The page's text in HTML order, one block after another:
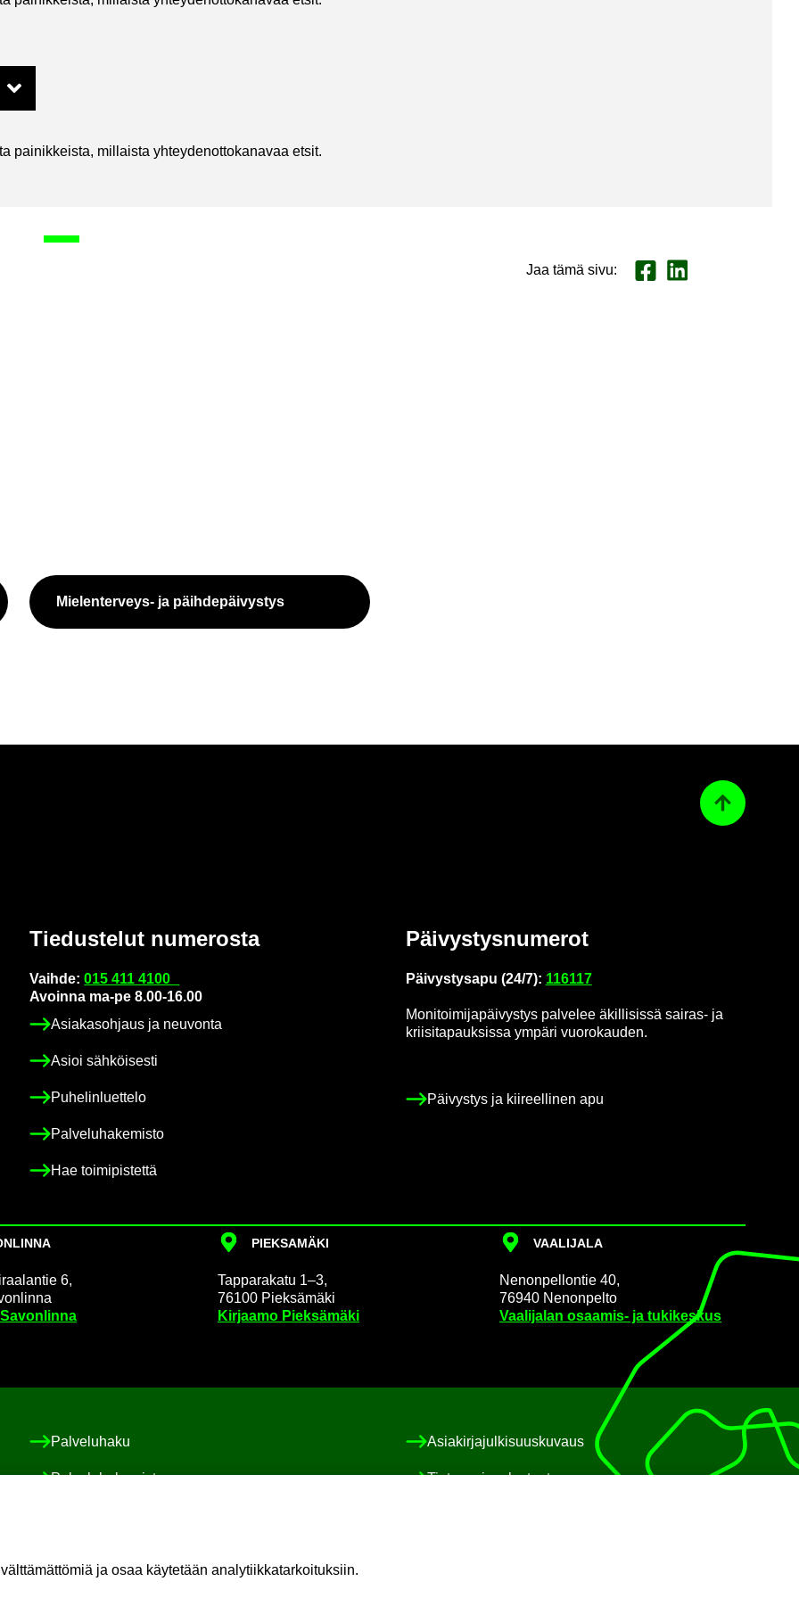
pai­nik­keis­ta, mil­lais­ta yh­tey­den­ot­to­ka­na­vaa etsit.
Jaa tämä sivu: Jaa Face­book
Jaa Lin­ke­dI­nis­sä
Mielenterveys-​ ja päih­de­päi­vys­tys
Ta­kai­sin ylös
Tie­dus­te­lut nu­me­ros­ta
Vaih­de:015 411 4100
Avoin­na ma-pe 8.00-16.00
Asia­kas­oh­jaus ja neu­von­ta
Asioi säh­köi­ses­ti
Pu­he­lin­luet­te­lo
Pal­ve­lu­ha­ke­mis­to
Hae toi­mi­pis­tet­tä
Päi­vys­tys­nu­me­rot
Päi­vys­tys­a­pu (24/7): 116117
Mo­ni­toi­mi­ja­päi­vys­tys pal­ve­lee äkil­li­sis­sä sairas-​ ja
krii­si­ta­pauk­sis­sa ym­pä­ri vuo­ro­kau­den.
Päi­vys­tys ja kii­reel­li­nen apu
6,
PIEK­SA­MÄ­KI
Tap­pa­ra­ka­tu 1–3,
76100 Piek­sä­mä­ki
Kir­jaa­mo Piek­sä­mä­ki
VAA­LI­JA­LA
Ne­non­pel­lon­tie 40,
76940 Ne­non­pel­to
Vaa­li­ja­lan osaamis-​ ja tu­ki­kes­kus
Pal­ve­lu­ha­ku
Pal­ve­lu­ha­ke­mis­to
Asia­kir­ja­jul­ki­suus­ku­vaus
Tie­to­suo­ja­se­los­teet
ja osaa käy­te­tään ana­ly­tiik­ka­tar­koi­tuk­siin.